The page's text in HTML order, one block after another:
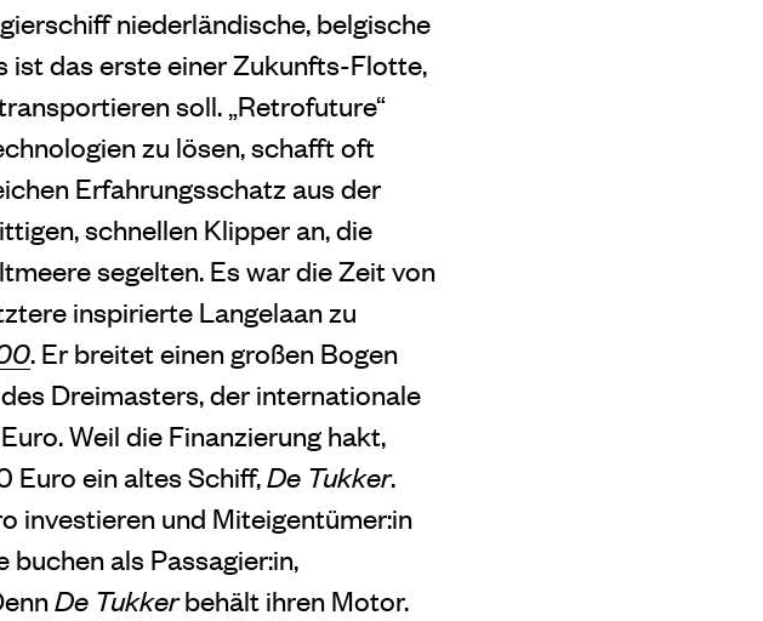
niederländische, belgische
ist das erste einer Zukunfts-Flotte,
soll. „Retrofuture“
zu lösen, schafft oft
Erfahrungsschatz aus der
schnellen Klipper an, die
segelten. Es war die Zeit von
inspirierte Langelaan zu
. Er breitet einen großen Bogen
Dreimasters, der internationale
Weil die Finanzierung hakt,
Euro ein altes Schiff,De Tukker.
investieren und Miteigentümer:in
als Passagier:in,
De Tukkerbehält ihren Motor.